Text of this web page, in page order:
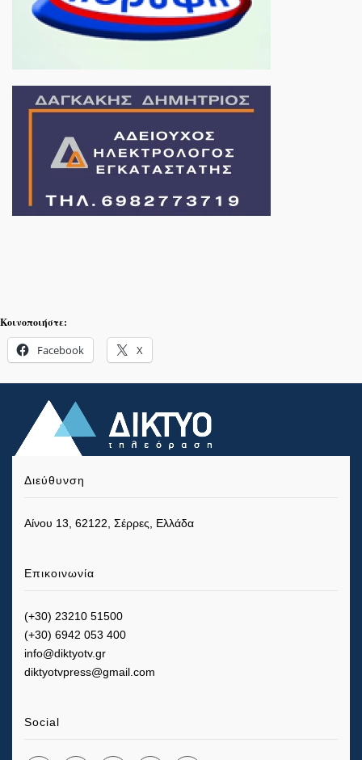
Κοινοποιήστε:
Facebook X
Διεύθυνση
Αίνου 13, 62122, Σέρρες, Ελλάδα
Επικοινωνία
(+30) 23210 51500
(+30) 6942 053 400
info@diktyotv.gr
diktyotvpress@gmail.com
Social